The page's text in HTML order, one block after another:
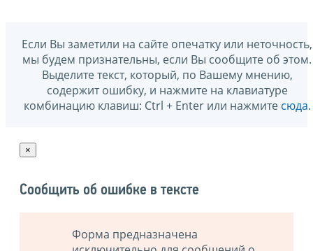
Если Вы заметили на сайте опечатку или неточность,
мы будем признательны, если Вы сообщите об этом.
Выделите текст, который, по Вашему мнению,
содержит ошибку, и нажмите на клавиатуре
комбинацию клавиш: Ctrl + Enter или нажмите сюда.
×
Сообщить об ошибке в тексте
Форма предназначена